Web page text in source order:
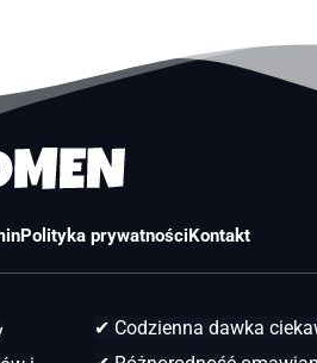
Polityka prywatnościKontakt
✔ Codzienna dawka